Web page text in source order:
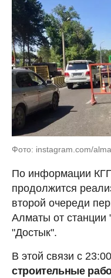
Фото: instagram.com/
По информации
продолжится
второй очереди
Алматы от станции
"Достык".
В этой связи с
строительные